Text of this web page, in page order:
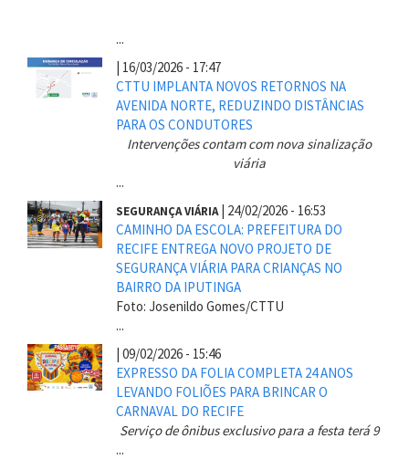
...
| 16/03/2026 - 17:47
CTTU IMPLANTA NOVOS RETORNOS NA
AVENIDA NORTE, REDUZINDO DISTÂNCIAS
PARA OS CONDUTORES
Intervenções contam com nova sinalização
viária
...
SEGURANÇA VIÁRIA | 24/02/2026 - 16:53
CAMINHO DA ESCOLA: PREFEITURA DO
RECIFE ENTREGA NOVO PROJETO DE
SEGURANÇA VIÁRIA PARA CRIANÇAS NO
BAIRRO DA IPUTINGA
Foto: Josenildo Gomes/CTTU
...
| 09/02/2026 - 15:46
EXPRESSO DA FOLIA COMPLETA 24 ANOS
LEVANDO FOLIÕES PARA BRINCAR O
CARNAVAL DO RECIFE
Serviço de ônibus exclusivo para a festa terá 9
...